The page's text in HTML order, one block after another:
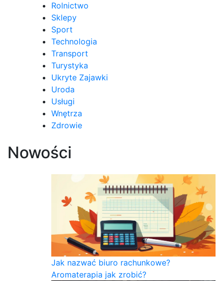
Rolnictwo
Sklepy
Sport
Technologia
Transport
Turystyka
Ukryte Zajawki
Uroda
Usługi
Wnętrza
Zdrowie
Nowości
Jak nazwać biuro rachunkowe?
Aromaterapia jak zrobić?